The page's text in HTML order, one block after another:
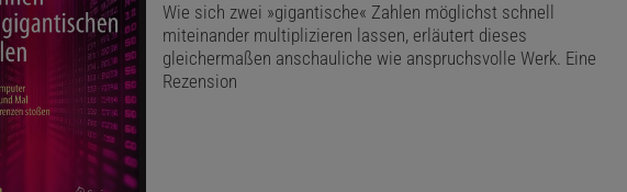
Wie sich zwei »gigantische« Zahlen möglichst schnell
miteinander multiplizieren lassen, erläutert dieses
gleichermaßen anschauliche wie anspruchsvolle Werk. Eine
Rezension